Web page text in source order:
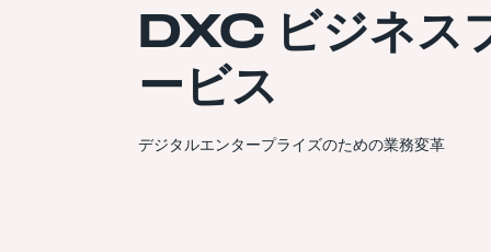
DXC ビジネス
ービス
デジタルエンタープライズのための業務変革